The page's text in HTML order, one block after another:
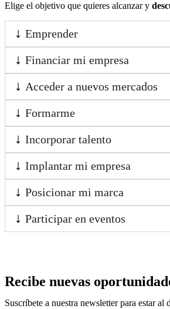
Elige el objetivo que quieres alcanzar y
Emprender
Financiar mi empresa
Acceder a nuevos mercados
Formarme
Incorporar talento
Implantar mi empresa
Posicionar mi marca
Participar en eventos
Recibe nuevas
Suscríbete a nuestra newsletter para estar